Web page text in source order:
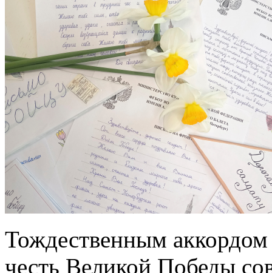
Тождественным
честь Великой Победы